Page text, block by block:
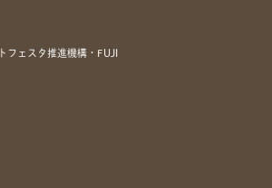
フェスタ推進機構・FUJI